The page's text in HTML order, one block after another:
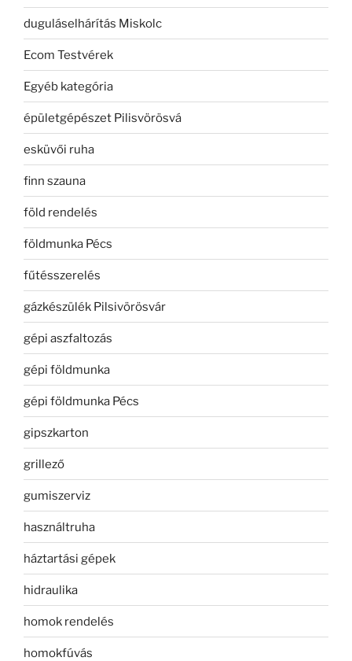
duguláselhárítás Miskolc
Ecom Testvérek
Egyéb kategória
épületgépészet Pilisvörösvá
esküvői ruha
finn szauna
föld rendelés
földmunka Pécs
fűtésszerelés
gázkészülék Pilsivörösvár
gépi aszfaltozás
gépi földmunka
gépi földmunka Pécs
gipszkarton
grillező
gumiszerviz
használtruha
háztartási gépek
hidraulika
homok rendelés
homokfúvás